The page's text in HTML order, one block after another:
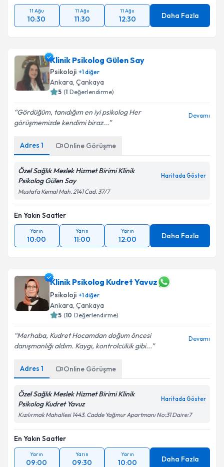
Takvim Talebini Gönder
11 Ağu
10:30
11 Ağu
11:30
11 Ağu
12:30 Daha Fazla
Klinik Psikolog Gülen Say
Psikoloji +1diğer
Ankara, Çankaya
5 (1 Değerlendirme)
Gördüğüm, tanıdığım en iyi psikolog Her
görüşmemizde kendimi biraz...
Devamı
Adres 1 Online Görüşme
Özel Sağlık Meslek Hizmet Birimi Klinik
Psikolog Gülen Say
Haritada Göster
Mustafa Kemal Mah. 2141 Cad. 37/7
En Yakın Saatler
Yarın
10:00
Yarın
11:00
Yarın
12:00 Daha Fazla
Klinik Psikolog Kudret Yavuz
Psikoloji +1diğer
Ankara, Çankaya
5 (10 Değerlendirme)
Merhaba, Kudret Hocamdan doğum öncesi
danışmanlığı aldım. Kaygı, kontrolcülük gibi...
Devamı
Adres 1 Online Görüşme
Özel Sağlık Meslek Hizmet Birimi Klinik
Psikolog Kudret Yavuz
Haritada Göster
Kızılırmak Mahallesi 1443. Cadde Yağmur Apartmanı No:31 Daire:7
En Yakın Saatler
Yarın
09:00
Yarın
09:30
Yarın
10:00 Daha Fazla